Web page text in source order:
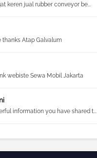
keren jual rubber conveyor be...
Atap Galvalum
webiste Sewa Mobil Jakarta
information you have shared t...